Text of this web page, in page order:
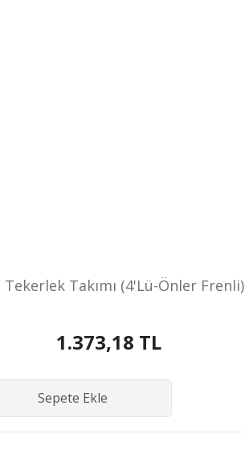
Tekerlek Takımı (4'Lü-Önler Frenli)
1.373,18 TL
Sepete Ekle